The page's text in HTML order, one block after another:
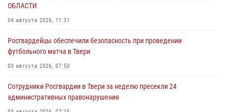
ОБЛАСТИ
04 августа 2026, 11:31
Росгвардейцы обеспечили безопасность при проведении
футбольного матча в Твери
03 августа 2026, 07:50
Сотрудники Росгвардии в Твери за неделю пресекли 24
административных правонарушения